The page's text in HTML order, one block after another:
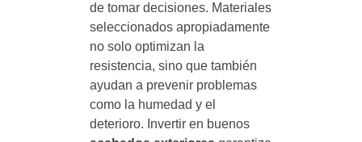
de tomar decisiones. Materiales
seleccionados apropiadamente
no solo optimizan la
resistencia, sino que también
ayudan a prevenir problemas
como la humedad y el
deterioro. Invertir en buenos